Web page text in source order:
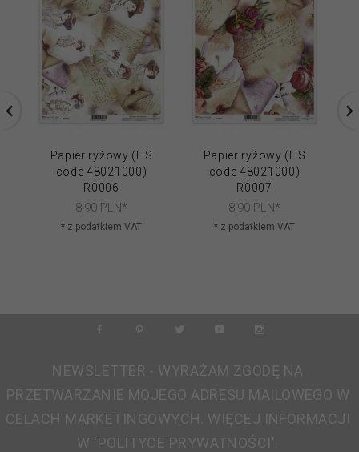
Papier ryżowy (HS
code 48021000)
R0006
8, 90 PLN*
* z podatkiem VAT
Papier ryżowy (HS
code 48021000)
R0007
8, 90 PLN*
* z podatkiem VAT
NEWSLETTER - WYRAŻAM ZGODĘ NA
PRZETWARZANIE MOJEGO ADRESU MAILOWEGO W
CELACH MARKETINGOWYCH. WIĘCEJ INFORMACJI
W 'POLITYCE PRYWATNOŚCI'.